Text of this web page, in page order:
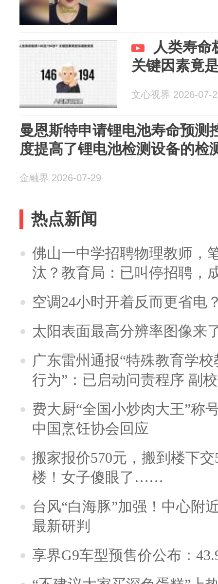
人类寿命
关键因素竟
文心视界 2026-07-
曼恩斯特申请锂电池寿命预测
度提高了锂电池检测设备的检
金融界 2026-07-29
热点新闻
佛山一中学招聘物理教师，
汰？教育局：已叫停招聘，
空调24小时开着反而更省电
太阳表面最高分辨率图像来
广东雷州通报“特殊教育学
行为”：已启动问责程序 副
费大厨“全国小炒肉大王”称
中国烹饪协会回应
搬家报价570元，搬到楼下
楼！女子傻眼了……
台风“白海豚”加强！中心附
最新研判
享界G9车型预售价公布：